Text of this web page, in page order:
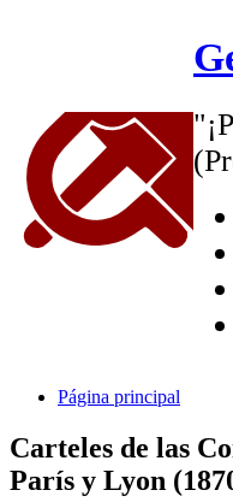
Página principal
Carteles de las
París y Lyon